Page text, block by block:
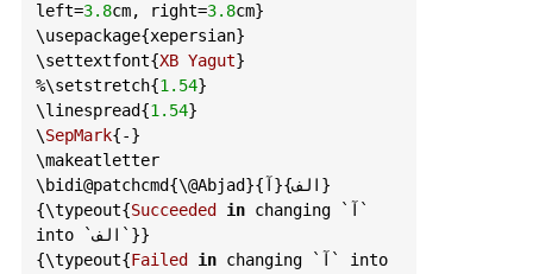
left=3.8cm, right=3.8cm}
\usepackage{xepersian}
\settextfont{XB Yagut}
%\setstretch{1.54}
\linespread{1.54}
\SepMark{-}
\makeatletter
\ bidi@patchcmd{\@Abjad}{آ}{الف}
{\typeout{Succeeded in changing
into `الف`}}
{\typeout{Failed in changing `آ` into